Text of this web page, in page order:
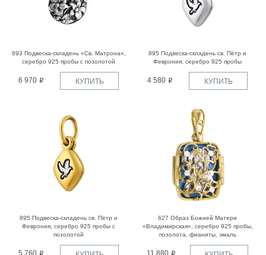
893 Подвеска-складень «Св. Матрона»,
серебро 925 пробы с позолотой
6 970 КУПИТЬ
895 Подвеска-складень св. Пётр и
Феврония, серебро 925 пробы
4 580 КУПИТЬ
895 Подвеска-складень св. Пётр и
Феврония, серебро 925 пробы с
позолотой
627 Образ Божией Матери
«Владимирская», серебро 925 пробы,
позолота, фианиты, эмаль